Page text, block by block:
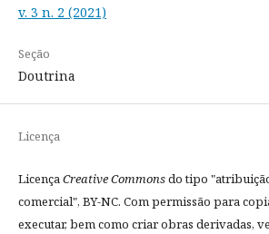
v. 3 n. 2 (2021)
Seção
Doutrina
Licença
LicençaCreative Commonsdo tipo
comercial", BY-NC. Com permissão para
executar, bem como criar obras derivadas,